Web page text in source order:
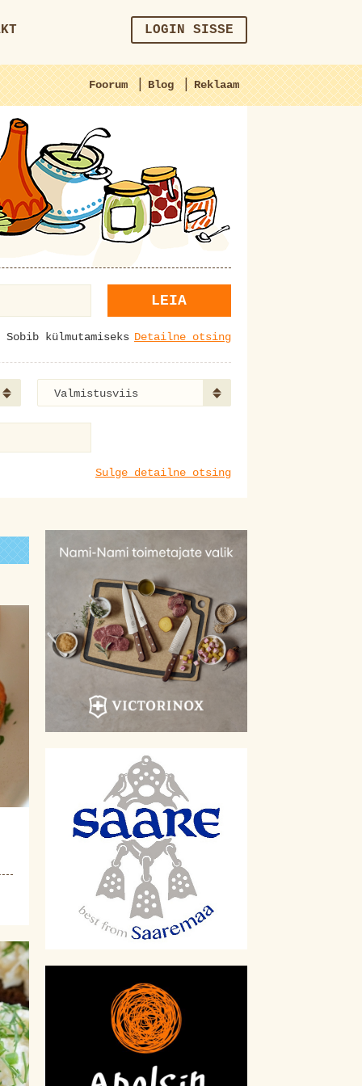
LOGIN SISSE
Foorum | Blog | Reklaam
LEIA
Sobib külmutamiseks Detailne otsing
Valmistusviis
Sulge detailne otsing